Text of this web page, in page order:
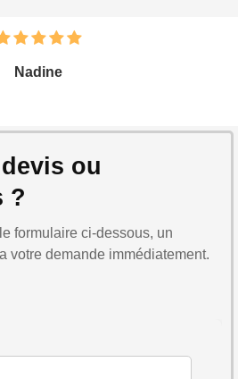
Nadine
ou
?
formulaire ci-dessous, un
votre demande immédiatement.